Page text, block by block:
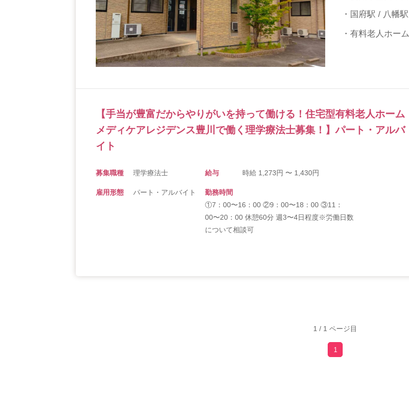
・国府駅 / 八幡駅
・有料老人ホーム
【手当が豊富だからやりがいを持って働ける！住宅型有料老人ホーム
メディケアレジデンス豊川で働く理学療法士募集！】パート・アルバ
イト
募集職種 理学療法士 給与 時給 1,273円 〜 1,430円
雇用形態 パート・アルバイト
勤務時間
①7：00〜16：00 ②9：00〜18：00 ③11：
00〜20：00 休憩60分 週3〜4日程度※労働日数
について相談可
1 / 1 ページ目
1